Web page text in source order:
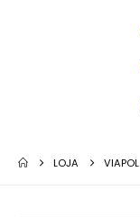
LOJA VIAPOL